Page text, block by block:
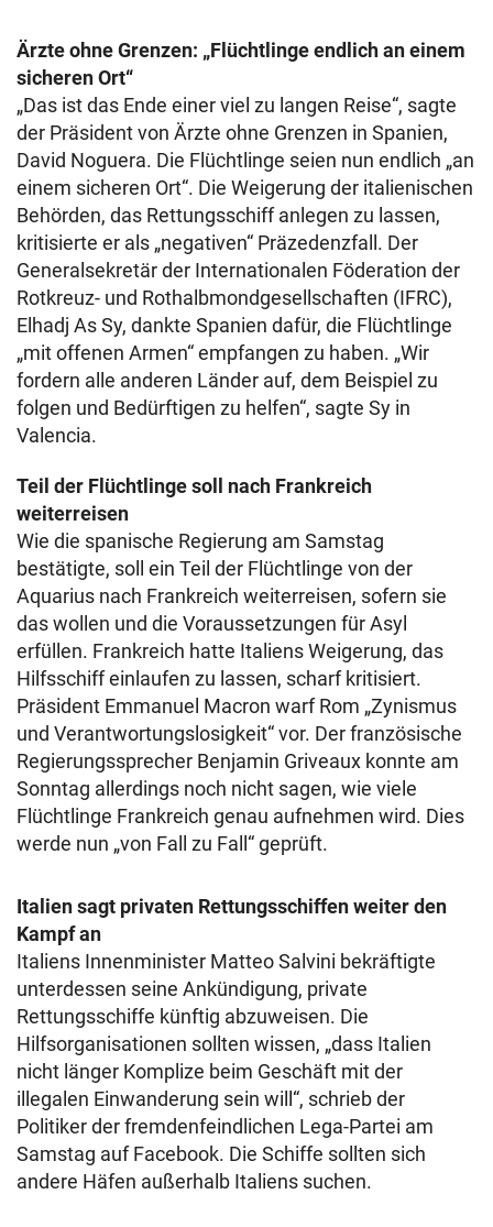
Ärzte ohne Grenzen: „Flüchtlinge endlich an einem
sicheren Ort“
„Das ist das Ende einer viel zu langen Reise“, sagte
der Präsident von Ärzte ohne Grenzen in Spanien,
David Noguera. Die Flüchtlinge seien nun endlich „an
einem sicheren Ort“. Die Weigerung der italienischen
Behörden, das Rettungsschiff anlegen zu lassen,
kritisierte er als „negativen“ Präzedenzfall. Der
Generalsekretär der Internationalen Föderation der
Rotkreuz- und Rothalbmondgesellschaften (IFRC),
Elhadj As Sy, dankte Spanien dafür, die Flüchtlinge
„mit offenen Armen“ empfangen zu haben. „Wir
fordern alle anderen Länder auf, dem Beispiel zu
folgen und Bedürftigen zu helfen“, sagte Sy in
Valencia.
Teil der Flüchtlinge soll nach Frankreich
weiterreisen
Wie die spanische Regierung am Samstag
bestätigte, soll ein Teil der Flüchtlinge von der
Aquarius nach Frankreich weiterreisen, sofern sie
das wollen und die Voraussetzungen für Asyl
erfüllen. Frankreich hatte Italiens Weigerung, das
Hilfsschiff einlaufen zu lassen, scharf kritisiert.
Präsident Emmanuel Macron warf Rom „Zynismus
und Verantwortungslosigkeit“ vor. Der französische
Regierungssprecher Benjamin Griveaux konnte am
Sonntag allerdings noch nicht sagen, wie viele
Flüchtlinge Frankreich genau aufnehmen wird. Dies
werde nun „von Fall zu Fall“ geprüft.
Italien sagt privaten Rettungsschiffen weiter den
Kampf an
Italiens Innenminister Matteo Salvini bekräftigte
unterdessen seine Ankündigung, private
Rettungsschiffe künftig abzuweisen. Die
Hilfsorganisationen sollten wissen, „dass Italien
nicht länger Komplize beim Geschäft mit der
illegalen Einwanderung sein will“, schrieb der
Politiker der fremdenfeindlichen Lega-Partei am
Samstag auf Facebook. Die Schiffe sollten sich
andere Häfen außerhalb Italiens suchen.